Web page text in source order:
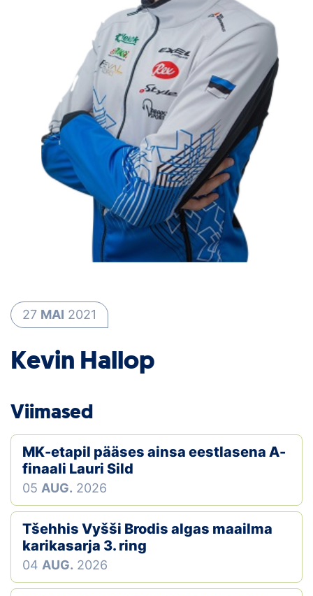
Galerii
Kaardid
Kalender
Tule klubisse!
Dokumendid
Suletud maastikud
Püsirajad
Ajalugu
Koolitused
OTSI
27 MAI 2021
Kevin Hallop
Viimased
MK-etapil pääses ainsa eestlasena A-
finaali Lauri Sild
05 AUG. 2026
Tšehhis Vyšši Brodis algas maailma
karikasarja 3. ring
04 AUG. 2026